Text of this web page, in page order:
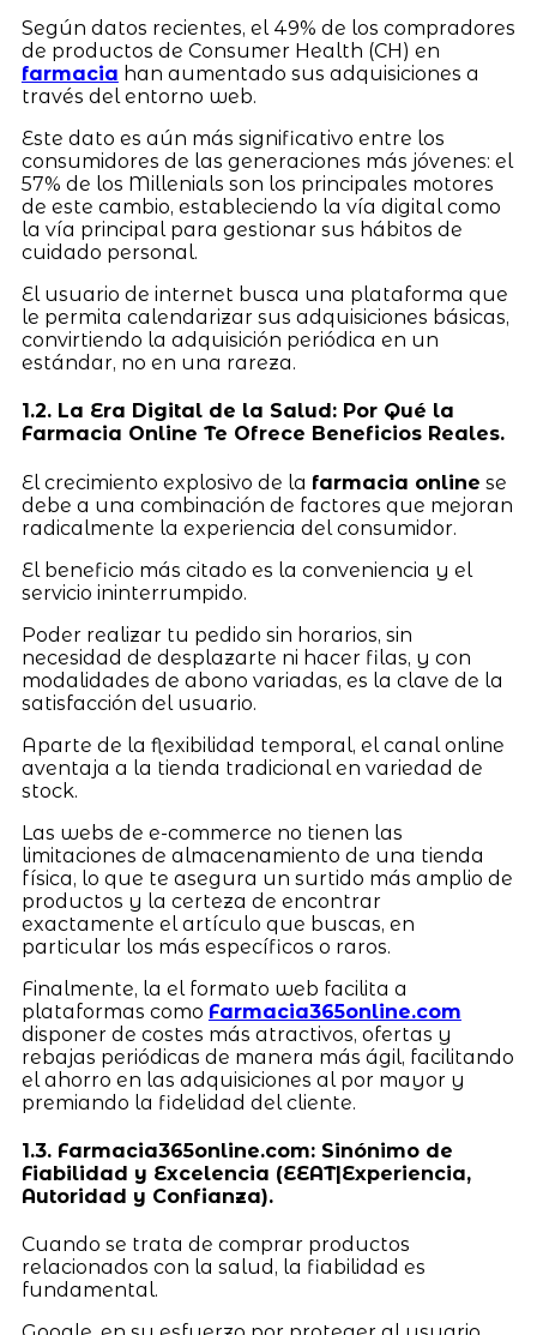
Según datos recientes, el 49% de los compradores
de productos de Consumer Health (CH) en
farmacia han aumentado sus adquisiciones a
través del entorno web.
Este dato es aún más significativo entre los
consumidores de las generaciones más jóvenes: el
57% de los Millenials son los principales motores
de este cambio, estableciendo la vía digital como
la vía principal para gestionar sus hábitos de
cuidado personal.
El usuario de internet busca una plataforma que
le permita calendarizar sus adquisiciones básicas,
convirtiendo la adquisición periódica en un
estándar, no en una rareza.
1.2. La Era Digital de la Salud: Por Qué la
Farmacia Online Te Ofrece Beneficios Reales.
El crecimiento explosivo de la farmacia online se
debe a una combinación de factores que mejoran
radicalmente la experiencia del consumidor.
El beneficio más citado es la conveniencia y el
servicio ininterrumpido.
Poder realizar tu pedido sin horarios, sin
necesidad de desplazarte ni hacer filas, y con
modalidades de abono variadas, es la clave de la
satisfacción del usuario.
Aparte de la flexibilidad temporal, el canal online
aventaja a la tienda tradicional en variedad de
stock.
Las webs de e-commerce no tienen las
limitaciones de almacenamiento de una tienda
física, lo que te asegura un surtido más amplio de
productos y la certeza de encontrar
exactamente el artículo que buscas, en
particular los más específicos o raros.
Finalmente, la el formato web facilita a
plataformas como Farmacia365online.com
disponer de costes más atractivos, ofertas y
rebajas periódicas de manera más ágil, facilitando
el ahorro en las adquisiciones al por mayor y
premiando la fidelidad del cliente.
1.3. Farmacia365online.com: Sinónimo de
Fiabilidad y Excelencia (EEAT|Experiencia,
Autoridad y Confianza).
Cuando se trata de comprar productos
relacionados con la salud, la fiabilidad es
fundamental.